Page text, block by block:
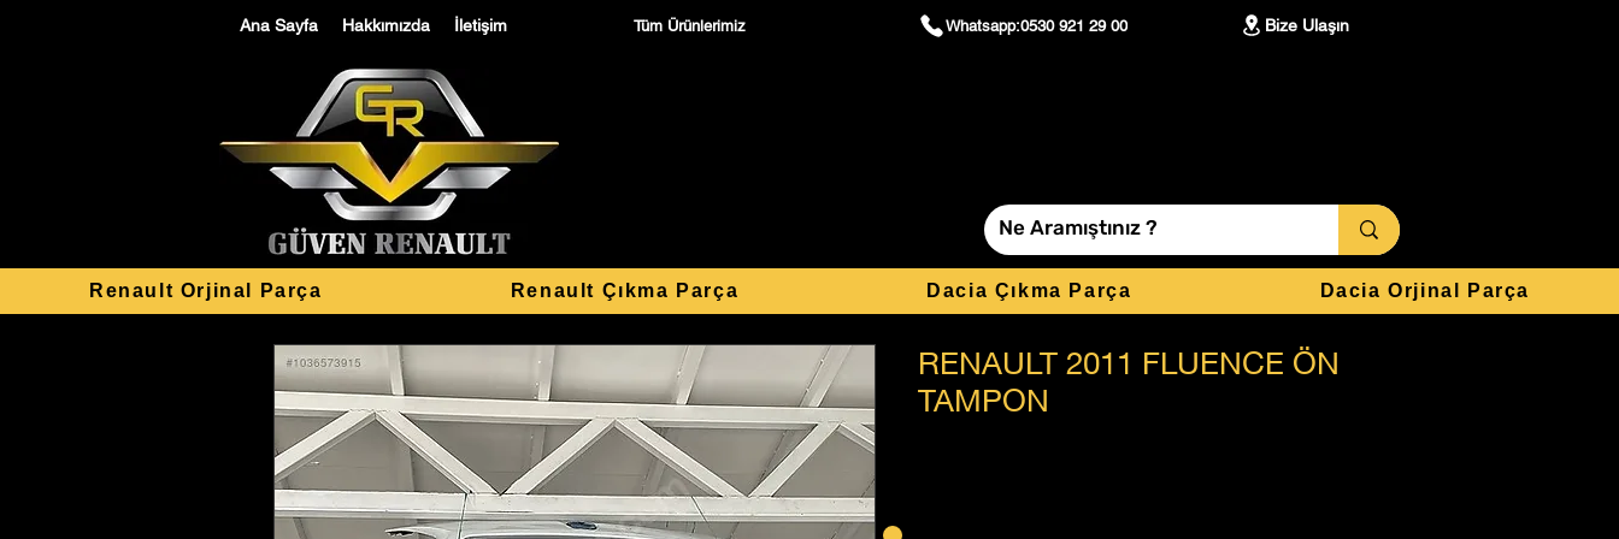
Ana Sayfa Hakkımızda İletişim Tüm Ürünlerimiz Whatsapp:0530 921 29 00 Bize Ulaşın
Renault Orjinal Parça Renault Çıkma Parça Dacia Çıkma Parça Dacia Orjinal Parça
RENAULT 2011 FLUENCE ÖN
TAMPON